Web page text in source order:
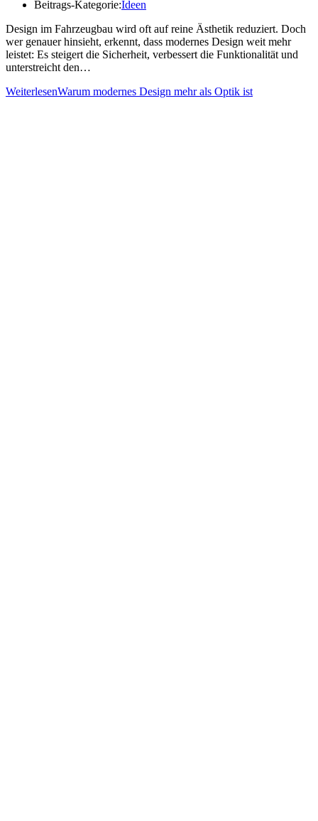
Beitrags-Kategorie:Ideen
Design im Fahrzeugbau wird oft auf reine Ästhetik reduziert. Doch
wer genauer hinsieht, erkennt, dass modernes Design weit mehr
leistet: Es steigert die Sicherheit, verbessert die Funktionalität und
unterstreicht den…
WeiterlesenWarum modernes Design mehr als Optik ist